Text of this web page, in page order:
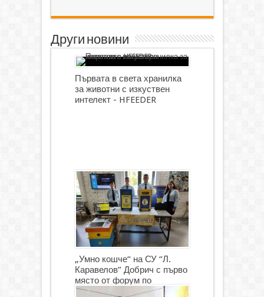
Други новини
Първата в света хранилка
за животни с изкуствен
интелект - HFEEDER
„Умно кошче“ на СУ “Л.
Каравелов” Добрич с първо
място от форум по
роботика